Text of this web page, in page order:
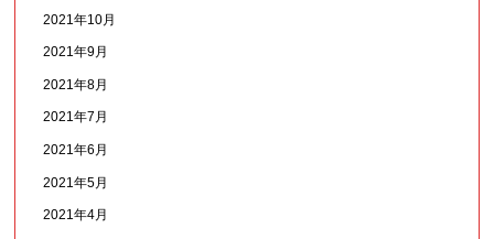
2021年10月
2021年9月
2021年8月
2021年7月
2021年6月
2021年5月
2021年4月